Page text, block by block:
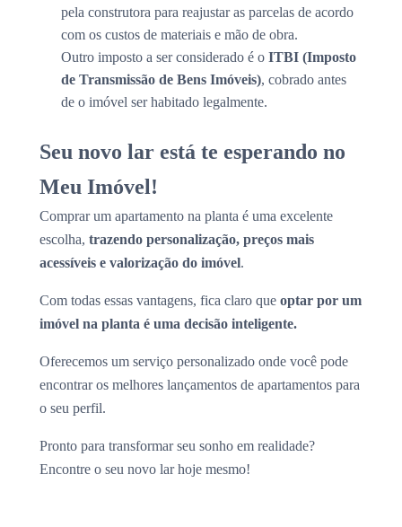
pela construtora para reajustar as parcelas de acordo
com os custos de materiais e mão de obra.
Outro imposto a ser considerado é o ITBI (Imposto
de Transmissão de Bens Imóveis), cobrado antes
de o imóvel ser habitado legalmente.
Seu novo lar está te esperando no
Meu Imóvel!
Comprar um apartamento na planta é uma excelente
escolha, trazendo personalização, preços mais
acessíveis e valorização do imóvel.
Com todas essas vantagens, fica claro que optar por um
imóvel na planta é uma decisão inteligente.
Oferecemos um serviço personalizado onde você pode
encontrar os melhores lançamentos de apartamentos para
o seu perfil.
Pronto para transformar seu sonho em realidade?
Encontre o seu novo lar hoje mesmo!